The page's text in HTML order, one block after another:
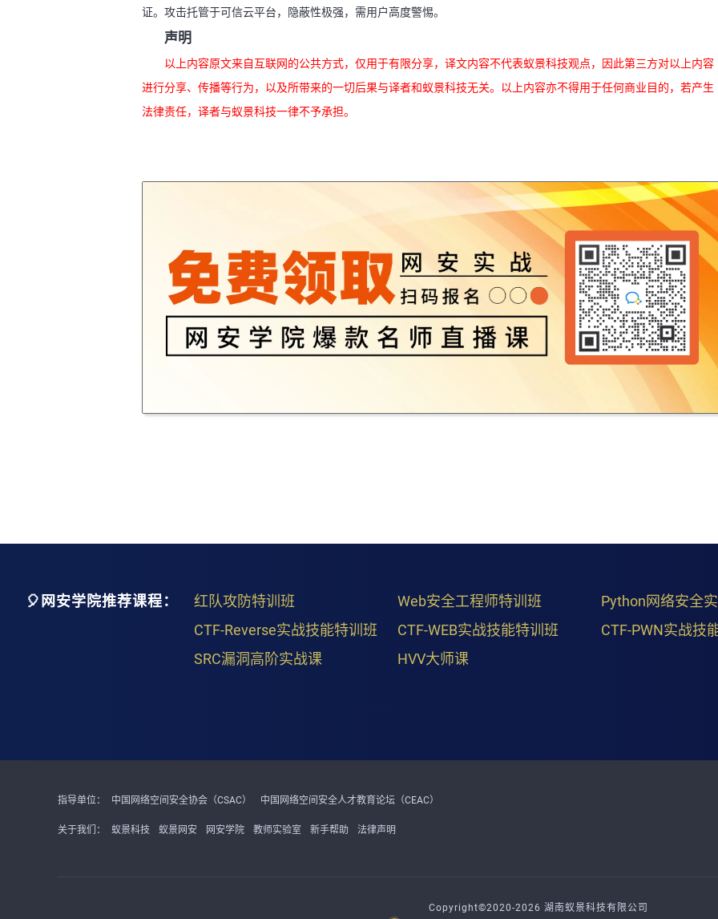
证。攻击托管于可信云平台，隐蔽性极强，需用户高度警惕。
声明
以上内容原文来自互联网的公共方式，仅用于有限分享，译文内容不代表蚁景科技观点，因此第三方对以上内容
进行分享、传播等行为，以及所带来的一切后果与译者和蚁景科技无关。以上内容亦不得用于任何商业目的，若产生
法律责任，译者与蚁景科技一律不予承担。
🎈网安学院推荐课程： 红队攻防特训班 Web安全工程师特训班
Python网络安全
CTF-Reverse实战技能特训班
CTF-WEB实战技能特训班
CTF-PWN实战技
SRC漏洞高阶实战课
HVV大师课
指导单位： 中国网络空间安全协会（CSAC） 中国网络空间安全人才教育论坛（CEAC）
关于我们： 蚁景科技 蚁景网安 网安学院 教师实验室 新手帮助 法律声明
Copyright©2020-2026 湖南蚁景科技有限公司